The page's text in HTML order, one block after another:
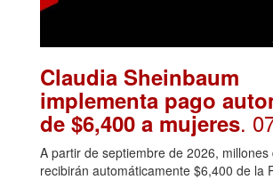
Claudia Sheinbaum
implementa pago
de $6,400 a mujeres.
A partir de septiembre de 2026,
recibirán automáticamente $6,400 de la